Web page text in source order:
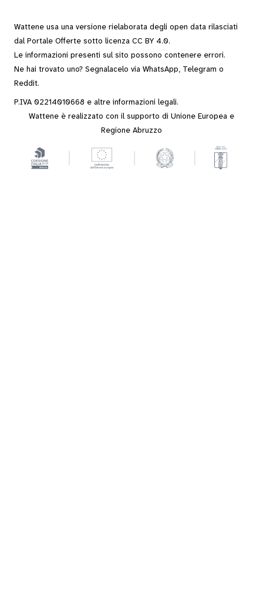
Wattene usa una versione rielaborata degli open data rilasciati
dal Portale Offerte sotto licenza CC BY 4.0.
Le informazioni presenti sul sito possono contenere errori.
Ne hai trovato uno? Segnalacelo via WhatsApp, Telegram o
Reddit.
P.IVA 02214010668 e altre informazioni legali.
Wattene è realizzato con il supporto di Unione Europea e
Regione Abruzzo